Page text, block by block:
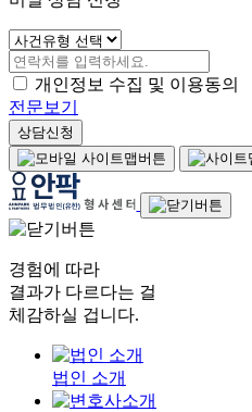
개인정보 수집 및 이용동의
전문보기
상담신청
경험에 따라
결과가 다르다는 걸
체감하실 겁니다.
법인 소개